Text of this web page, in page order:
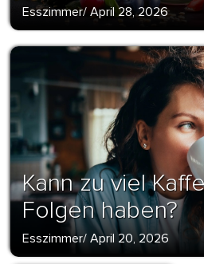
Esszimmer/April 28, 2026
Kann zu viel
Folgen haben?
Esszimmer/ April 20, 2026